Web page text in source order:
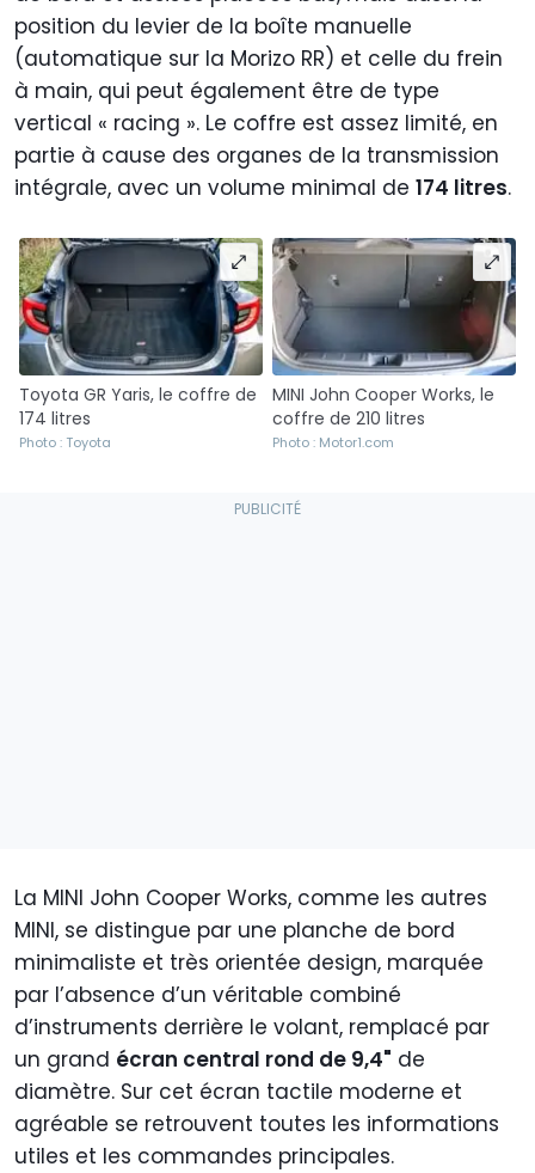
position du levier de la boîte manuelle
(automatique sur la Morizo RR) et celle du frein
à main, qui peut également être de type
vertical « racing ». Le coffre est assez limité, en
partie à cause des organes de la transmission
intégrale, avec un volume minimal de 174 litres.
Toyota GR Yaris, le coffre de
174 litres
Photo : Toyota
MINI John Cooper Works, le
coffre de 210 litres
Photo : Motor1.com
La MINI John Cooper Works, comme les autres
MINI, se distingue par une planche de bord
minimaliste et très orientée design, marquée
par l’absence d’un véritable combiné
d’instruments derrière le volant, remplacé par
un grand écran central rond de 9,4" de
diamètre. Sur cet écran tactile moderne et
agréable se retrouvent toutes les informations
utiles et les commandes principales.